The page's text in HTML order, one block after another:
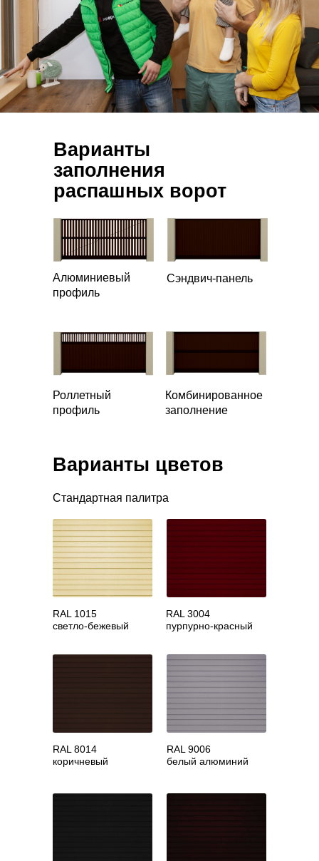
Варианты
заполнения
распашных ворот
Алюминиевый
профиль
Сэндвич-панель
Роллетный
профиль
Комбинированное
заполнение
RAL 1015
светло-бежевый
RAL 3004
пурпурно-красный
RAL 9006
белый алюминий
RAL 8014
коричневый
Варианты цветов
Стандартная палитра